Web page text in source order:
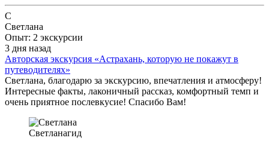
С
Светлана
Опыт: 2 экскурсии
3 дня назад
Авторская экскурсия «Астрахань, которую не покажут в
путеводителях»
Светлана, благодарю за экскурсию, впечатления и атмосферу!
Интересные факты, лаконичный рассказ, комфортный темп и
очень приятное послевкусие! Спасибо Вам!
Светланагид